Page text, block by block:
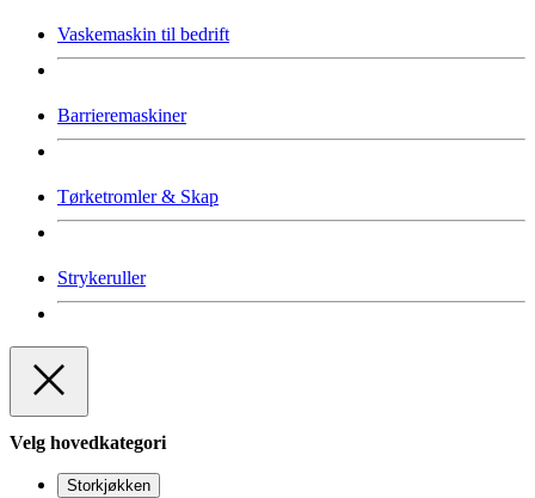
Vaskemaskin til bedrift
Barrieremaskiner
Tørketromler & Skap
Strykeruller
Velg hovedkategori
Storkjøkken